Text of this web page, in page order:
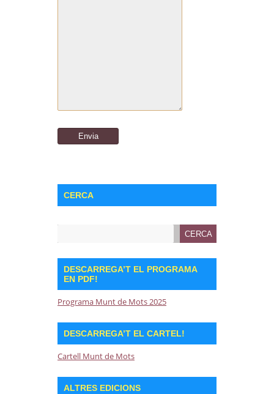
CERCA
DESCARREGA’T EL PROGRAMA
EN PDF!
Programa Munt de Mots 2025
DESCARREGA’T EL CARTEL!
Cartell Munt de Mots
ALTRES EDICIONS